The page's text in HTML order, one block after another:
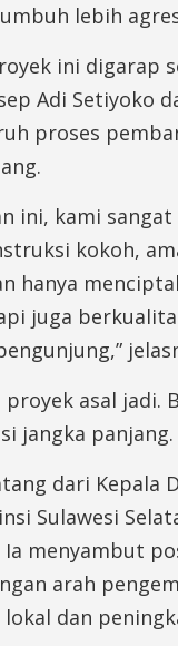
lebih
ini digarap
Adi Setiyoko
proses
ini, kami
kokoh,
hanya
juga
asal jadi.
jangka panjang.
dari Kepala
Sulawesi
Ia menyambut
arah
dan